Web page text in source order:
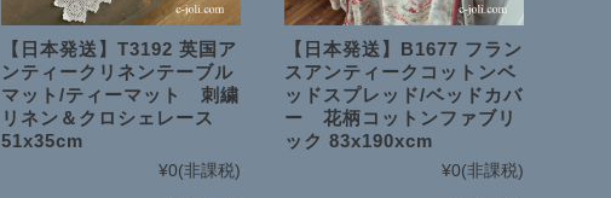
【日本発送】T3192 英国ア
ンティークリネンテーブル
マット/ティーマット 刺繍
リネン＆クロシェレース
51x35cm
¥0(非課税)
【日本発送】B1677 フラン
スアンティークコットンベ
ッドスプレッド/ベッドカバ
ー 花柄コットンファブリ
ック 83x190xcm
¥0(非課税)